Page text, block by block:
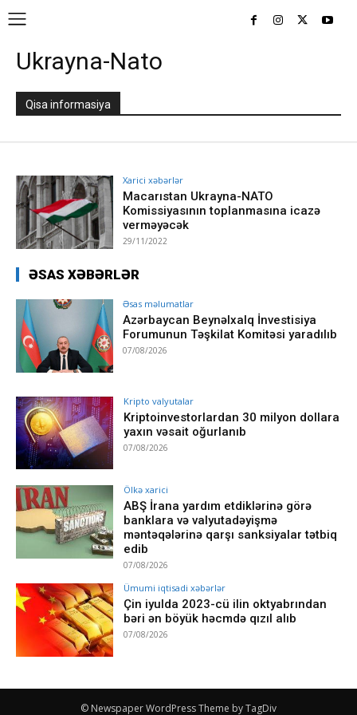
Ukrayna-Nato
Qisa informasiya
Xarici xəbərlər
Macarıstan Ukrayna-NATO
Komissiyasının toplanmasına icazə
verməyəcək
29/11/2022
ƏSAS XƏBƏRLƏR
Əsas məlumatlar
Azərbaycan Beynəlxalq İnvestisiya
Forumunun Təşkilat Komitəsi yaradılıb
07/08/2026
Kripto valyutalar
Kriptoinvestorlardan 30 milyon dollara
yaxın vəsait oğurlanıb
07/08/2026
Ölkə xarici
ABŞ İrana yardım etdiklərinə görə
banklara və valyutadəyişmə
məntəqələrinə qarşı sanksiyalar tətbiq
edib
07/08/2026
Ümumi iqtisadi xəbərlər
Çin iyulda 2023-cü ilin oktyabrından
bəri ən böyük həcmdə qızıl alıb
07/08/2026
© Newspaper WordPress Theme by TagDiv